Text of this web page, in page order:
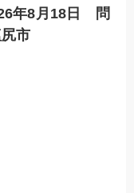
年8月18日 問
市